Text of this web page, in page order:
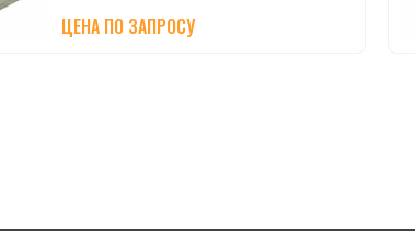
ЦЕНА ПО ЗАПРОСУ